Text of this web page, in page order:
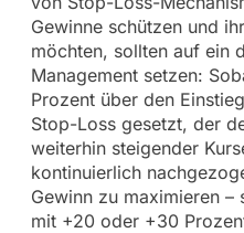
Gewinne schützen und
möchten, sollten auf ein
Management setzen:
Prozent über den
Stop-Loss gesetzt, der
weiterhin steigender
kontinuierlich
Gewinn zu maximieren –
mit +20 oder +30